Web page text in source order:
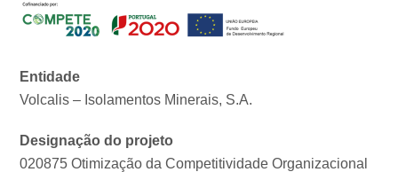
Entidade
Volcalis – Isolamentos Minerais, S.A.
Designação do projeto
020875 Otimização da Competitividade Organizacional